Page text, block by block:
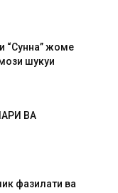
“Сунна” жоме
шукуҳи
ВА
фазилати ва